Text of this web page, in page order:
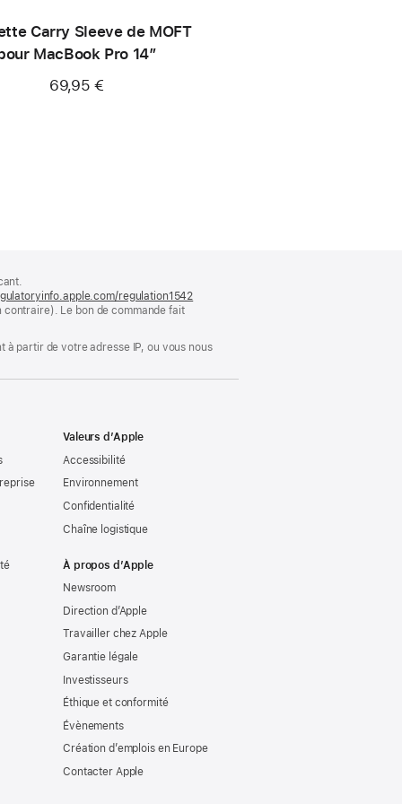
Carry Sleeve de MOFT
MacBook Pro 14″
69,95 €
regulation1542
fenêtre)
contraire). Le bon de commande fait
partir de votre adresse IP, ou vous nous
Valeurs d’Apple
Accessibilité
Environnement
Confidentialité
Chaîne logistique
À propos d’Apple
Newsroom
Direction d’Apple
Travailler chez Apple
Garantie légale
Investisseurs
Éthique et conformité
Évènements
Création d’emplois en Europe
Contacter Apple